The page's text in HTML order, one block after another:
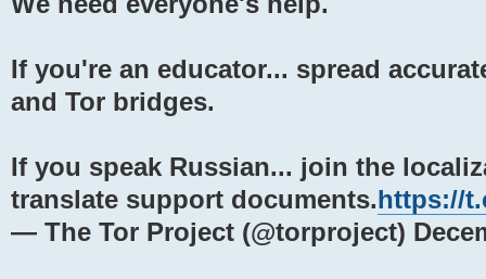
If you're an educator... spread
and Tor bridges.
If you speak Russian... join the
translate support documents.https://
— The Tor Project (@torproject)